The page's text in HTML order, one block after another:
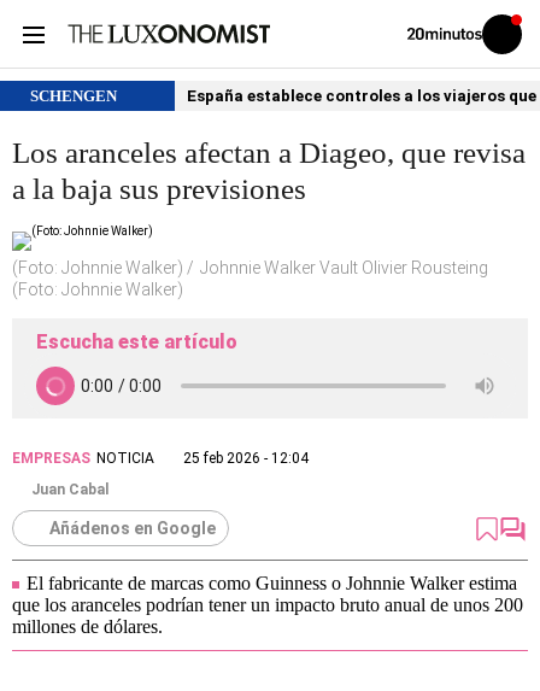
Volver
Iniciar
sesión
SCHENGEN España establece controles a los viajeros
Los aranceles afectan a Diageo, que revisa
a la baja sus previsiones
(Foto: Johnnie Walker)
Johnnie Walker Vault Olivier Rousteing
(Foto: Johnnie Walker)
Escucha este artículo
EMPRESAS NOTICIA
25 feb 2026 - 12:04
Juan Cabal
Añádenos en Google
El fabricante de marcas como Guinness o Johnnie Walker estima
que los aranceles podrían tener un impacto bruto anual de unos 200
millones de dólares.